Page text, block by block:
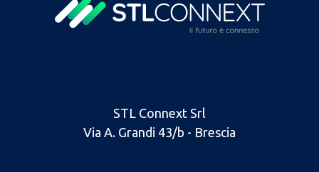
STL Connext Srl
Via A. Grandi 43/b - Brescia